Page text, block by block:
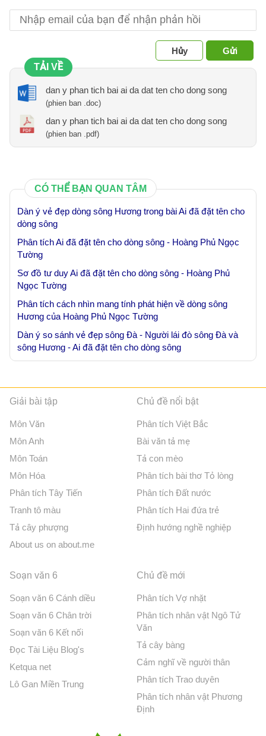
Hủy
Gửi
TẢI VỀ
dan y phan tich bai ai da dat ten cho dong song
(phien ban .doc)
dan y phan tich bai ai da dat ten cho dong song
(phien ban .pdf)
CÓ THỂ BẠN QUAN TÂM
Dàn ý vẻ đẹp dòng sông Hương trong bài Ai đã đặt tên cho
dòng sông
Phân tích Ai đã đặt tên cho dòng sông - Hoàng Phủ Ngọc
Tường
Sơ đồ tư duy Ai đã đặt tên cho dòng sông - Hoàng Phủ
Ngọc Tường
Phân tích cách nhìn mang tính phát hiện về dòng sông
Hương của Hoàng Phủ Ngọc Tường
Dàn ý so sánh vẻ đẹp sông Đà - Người lái đò sông Đà và
sông Hương - Ai đã đặt tên cho dòng sông
Giải bài tập
Môn Văn
Môn Anh
Môn Toán
Môn Hóa
Phân tích Tây Tiến
Tranh tô màu
Tả cây phượng
About us on about.me
Chủ đề nổi bật
Phân tích Việt Bắc
Bài văn tả mẹ
Tả con mèo
Phân tích bài thơ Tỏ lòng
Phân tích Đất nước
Phân tích Hai đứa trẻ
Định hướng nghề nghiệp
Soạn văn 6
Soạn văn 6 Cánh diều
Soạn văn 6 Chân trời
Soạn văn 6 Kết nối
Đọc Tài Liệu Blog's
Ketqua net
Lô Gan Miền Trung
Chủ đề mới
Phân tích Vợ nhặt
Phân tích nhân vật Ngô Tử
Văn
Tả cây bàng
Cảm nghĩ về người thân
Phân tích Trao duyên
Phân tích nhân vật Phương
Định